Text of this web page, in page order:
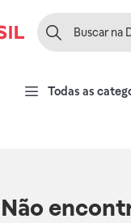
Todas as
Não